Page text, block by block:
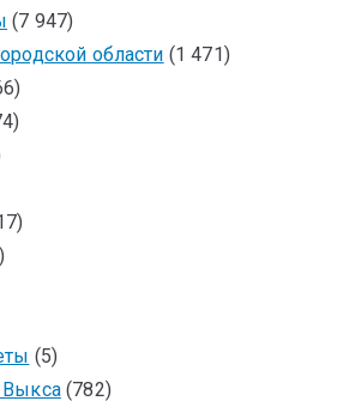
(7 947)
области (1 471)
(5)
(782)